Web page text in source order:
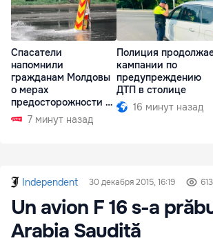
Спасатели
напомнили
гражданам Молдовы
о мерах
предосторожности на
время непогоды
7 минут назад
Полиция
кампании по
предупреждению
ДТП в столице
16 минут назад
Independent 30 декабря 2015, 16:19 613
Un avion F 16 s-a
Arabia Saudită